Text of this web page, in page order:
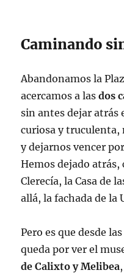
Caminando
Abandonamos la
acercamos a lasdos
sin antes dejar atrás
curiosa y truculenta,
y dejarnos vencer
Hemos dejado atrás,
Clerecía, la Casa de
allá, la fachada de la
Pero es que desde
queda por ver el
de Calixto y Melibea